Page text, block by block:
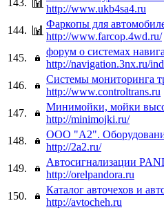
http://www.ukb4sa4.ru
144.
Фаркопы для
http://www.farcop.4wd.ru/
145.
форум о системах
http://navigation.3nx.ru/
146.
Системы мониторинга
http://www.controltrans.ru
147.
Минимойки, мойки
http://minimojki.ru/
148.
ООО "А2".
http://2a2.ru/
149.
Автосигнализации
http://orelpandora.ru
150.
Каталог авточехов и
http://avtocheh.ru